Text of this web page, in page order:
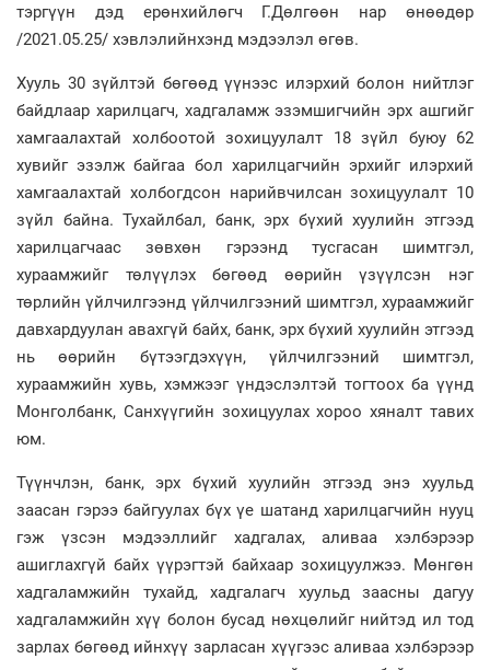
тэргүүн дэд ерөнхийлөгч Г.Дөлгөөн нар өнөөдөр
/2021.05.25/ хэвлэлийнхэнд мэдээлэл өгөв.
Хууль 30 зүйлтэй бөгөөд үүнээс илэрхий болон нийтлэг
байдлаар харилцагч, хадгаламж эзэмшигчийн эрх ашгийг
хамгаалахтай холбоотой зохицуулалт 18 зүйл буюу 62
хувийг эзэлж байгаа бол харилцагчийн эрхийг илэрхий
хамгаалахтай холбогдсон нарийвчилсан зохицуулалт 10
зүйл байна. Тухайлбал, банк, эрх бүхий хуулийн этгээд
харилцагчаас зөвхөн гэрээнд тусгасан шимтгэл,
хураамжийг төлүүлэх бөгөөд өөрийн үзүүлсэн нэг
төрлийн үйлчилгээнд үйлчилгээний шимтгэл, хураамжийг
давхардуулан авахгүй байх, банк, эрх бүхий хуулийн этгээд
нь өөрийн бүтээгдэхүүн, үйлчилгээний шимтгэл,
хураамжийн хувь, хэмжээг үндэслэлтэй тогтоох ба үүнд
Монголбанк, Санхүүгийн зохицуулах хороо хяналт тавих
юм.
Түүнчлэн, банк, эрх бүхий хуулийн этгээд энэ хуульд
заасан гэрээ байгуулах бүх үе шатанд харилцагчийн нууц
гэж үзсэн мэдээллийг хадгалах, аливаа хэлбэрээр
ашиглахгүй байх үүрэгтэй байхаар зохицуулжээ. Мөнгөн
хадгаламжийн тухайд, хадгалагч хуульд заасны дагуу
хадгаламжийн хүү болон бусад нөхцөлийг нийтэд ил тод
зарлах бөгөөд ийнхүү зарласан хүүгээс аливаа хэлбэрээр